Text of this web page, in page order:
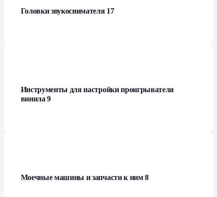
Головки звукоснимателя 17
Инструменты для настройки проигрывателя
винила9
Моечные машины и запчасти к ним8